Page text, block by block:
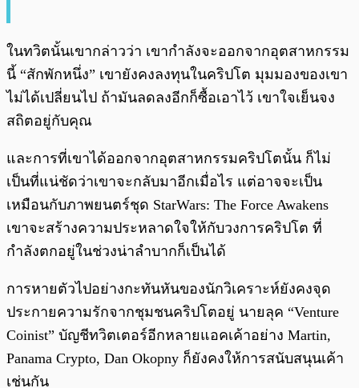
ในทวิตนั้นเขากล่าวว่า เขากำลังจะออกจากอุตสาหกรรม
นี้ “สักพักหนึ่ง” เขายังคงลงทุนในคริปโต มุมมองของเขา
ไม่ได้เปลี่ยนไป ถ้ามันลดลงอีกก็ซื้อเอาไว้ เขาใจเย็นจง
สถิตอยู่กับคุณ
และการที่เขาได้ออกจากอุตสาหกรรมคริปโตนั้น ก็ไม่
เป็นที่แน่ชัดว่าเขาจะกลับมาอีกเมื่อไร แต่อาจจะเป็น
เหมือนกับภาพยนตร์ชุด StarWars: The Force Awakens
เขาจะสร้างความประหลาดใจให้กับวงการคริปโต ที่
กำลังตกอยู่ในช่วงน่าลำบากก็เป็นได้
การหายตัวไปอย่างกะทันหันของนักวิเคราะห์ยังคงจุด
ประกายความรักจากชุมชนคริปโตอยู่ นายลุค “Venture
Coinist” บัญชีทวิตเตอร์อีกหลายแอคเค้าอย่าง Martin,
Panama Crypto, Dan Okopny ก็ยังคงให้การสนับสนุนเค้า
เช่นกัน